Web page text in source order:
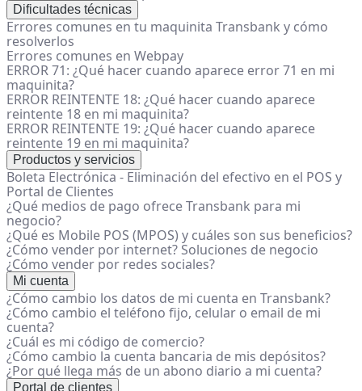
Dificultades técnicas
Errores comunes en tu maquinita Transbank y cómo
resolverlos
Errores comunes en Webpay
ERROR 71: ¿Qué hacer cuando aparece error 71 en mi
maquinita?
ERROR REINTENTE 18: ¿Qué hacer cuando aparece
reintente 18 en mi maquinita?
ERROR REINTENTE 19: ¿Qué hacer cuando aparece
reintente 19 en mi maquinita?
Productos y servicios
Boleta Electrónica - Eliminación del efectivo en el POS y
Portal de Clientes
¿Qué medios de pago ofrece Transbank para mi
negocio?
¿Qué es Mobile POS (MPOS) y cuáles son sus beneficios?
¿Cómo vender por internet? Soluciones de negocio
¿Cómo vender por redes sociales?
Mi cuenta
¿Cómo cambio los datos de mi cuenta en Transbank?
¿Cómo cambio el teléfono fijo, celular o email de mi
cuenta?
¿Cuál es mi código de comercio?
¿Cómo cambio la cuenta bancaria de mis depósitos?
¿Por qué llega más de un abono diario a mi cuenta?
Portal de clientes